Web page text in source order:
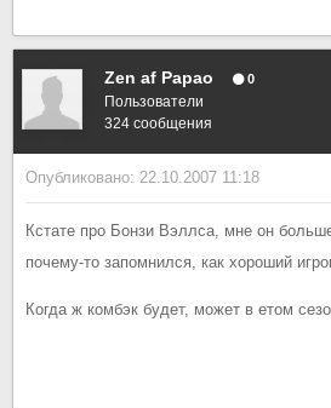
Zen af Papao 0
Пользователи
324 сообщения
Опубликовано: 22.10.2007 11:18
Кстате про Бонзи Вэллса, мне он
почему-то запомнился, как хороший
Когда ж комбэк будет, может в етом